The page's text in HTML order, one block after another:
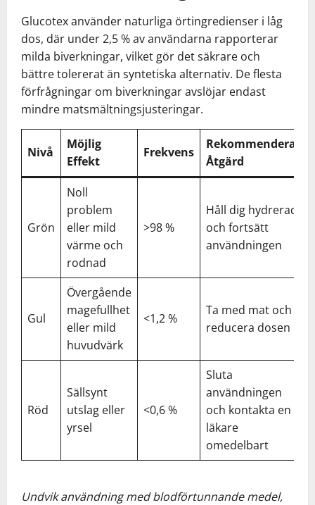
Glucotex använder naturliga örtingredienser i låg
dos, där under 2,5 % av användarna rapporterar
milda biverkningar, vilket gör det säkrare och
bättre tolererat än syntetiska alternativ. De flesta
förfrågningar om biverkningar avslöjar endast
mindre matsmältningsjusteringar.
Nivå
Möjlig
Effekt
Frekvens
Rekommenderad
Åtgärd
Grön
Noll
problem
eller mild
värme och
rodnad
>98 %
Håll dig hydrerad
och fortsätt
användningen
Gul
Övergående
magefullhet
eller mild
huvudvärk
<1,2 %
Ta med mat och
reducera dosen
Röd
Sällsynt
utslag eller
yrsel
<0,6 %
Sluta
användningen
och kontakta en
läkare
omedelbart
Undvik användning med blodförtunnande medel,